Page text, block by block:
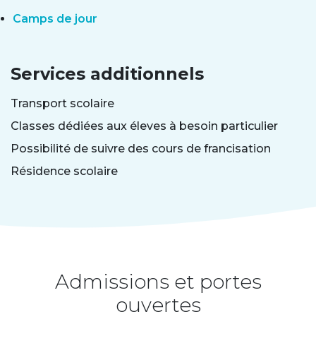
Camps de jour
Services additionnels
Transport scolaire
Classes dédiées aux éleves à besoin particulier
Possibilité de suivre des cours de francisation
Résidence scolaire
Admissions et portes
ouvertes